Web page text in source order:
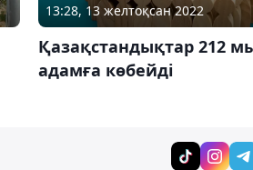
13:28, 13 желтоқсан 2022
Қазақстандықтар 212
адамға көбейді